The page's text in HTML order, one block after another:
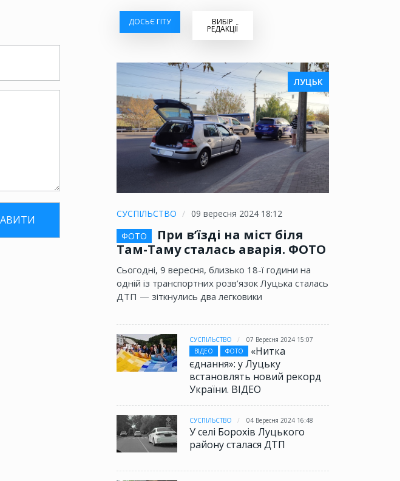
ДОСЬЄ ГІТУ ВИБІР
РЕДАКЦІЇ
ЛУЦЬК
СУСПІЛЬСТВО
09 вересня 2024 18:12
ФОТО
При в’їзді на міст біля
Там-Таму сталась аварія. ФОТО
Сьогодні, 9 вересня, близько 18-ї години на
одній із транспортних розв’язок Луцька сталась
ДТП — зіткнулись два легковики
СУСПІЛЬСТВО
07 Вересня 2024 15:07
ВІДЕО
ФОТО
«Нитка
єднання»: у Луцьку
встановлять новий рекорд
України. ВІДЕО
СУСПІЛЬСТВО 04 Вересня 2024 16:48
У селі Борохів Луцького
району сталася ДТП